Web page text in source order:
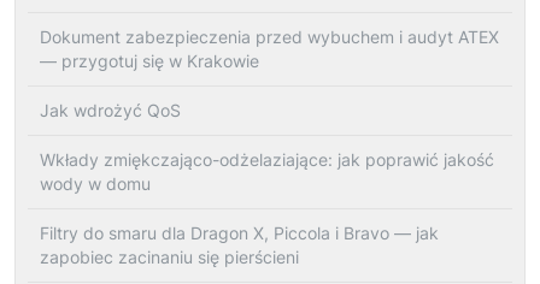
Dokument zabezpieczenia przed wybuchem i audyt ATEX
— przygotuj się w Krakowie
Jak wdrożyć QoS
Wkłady zmiękczająco-odżelaziające: jak poprawić jakość
wody w domu
Filtry do smaru dla Dragon X, Piccola i Bravo — jak
zapobiec zacinaniu się pierścieni